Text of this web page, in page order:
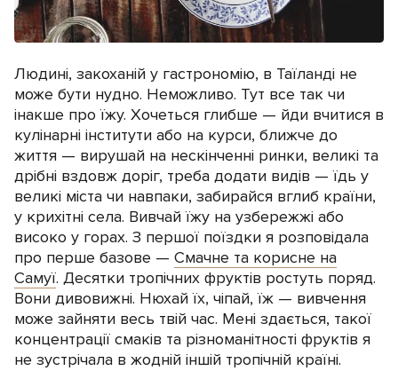
Людині, закоханій у гастрономію, в Таїланді не
може бути нудно. Неможливо. Тут все так чи
інакше про їжу. Хочеться глибше — йди вчитися в
кулінарні інститути або на курси, ближче до
життя — вирушай на нескінченні ринки, великі та
дрібні вздовж доріг, треба додати видів — їдь у
великі міста чи навпаки, забирайся вглиб країни,
у крихітні села. Вивчай їжу на узбережжі або
високо у горах. З першої поїздки я розповідала
про перше базове — Смачне та корисне на
Самуї. Десятки тропічних фруктів ростуть поряд.
Вони дивовижні. Нюхай їх, чіпай, їж — вивчення
може зайняти весь твій час. Мені здається, такої
концентрації смаків та різноманітності фруктів я
не зустрічала в жодній іншій тропічній країні.